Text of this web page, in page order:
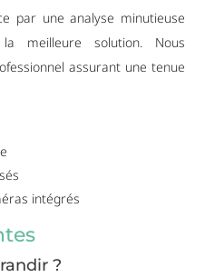
par une analyse minutieuse
meilleure solution. Nous
assurant une tenue
intégrés
?